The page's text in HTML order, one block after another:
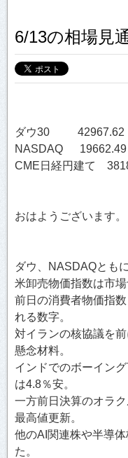
6/13の相場見
ダウ30 42967.62
NASDAQ 19662.49
CME日経円建て
おはようございます。
ダウ、NASDAQとも
米卸売物価指数は市
前日の消費者物価指
れる数字。
対イランの核協議を
懸念材料。
インドでのボーイン
は4.8％安。
一方前日決算のオラ
最高値更新。
他のAI関連株や半導
た。